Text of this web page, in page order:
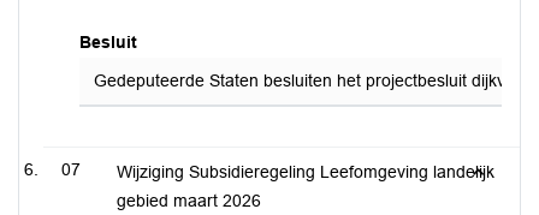
Besluit
Gedeputeerde Staten besluiten het projectbesluit
07
Wijziging Subsidieregeling Leefomgeving landelijk
gebied maart 2026